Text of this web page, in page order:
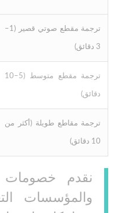
ترجمة مقطع صوتي قصير (1–
3 دقائق)
ترجمة مقطع متوسط (5–10
دقائق)
ترجمة مقاطع طويلة (أكثر من
10 دقائق)
نقدم
والمؤسسات